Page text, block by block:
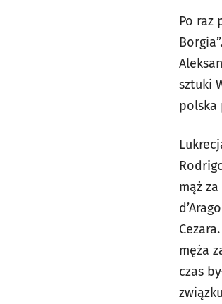
Po raz
sztuki
polska
mąż
męża
czas